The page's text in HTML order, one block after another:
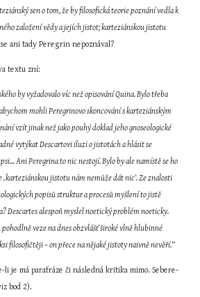
sen o tom, že by filosofická teorie poznání vedla k
založení vědy a jejích jistot; karteziánskou jistotu
ani tady Peregrin nepoznával?
textu zní:
by vyžadovalo víc než opisování Quina. Bylo třeba
mohli Peregrinovo skoncování s karteziánským
vzít jinak než jako pouhý doklad jeho gnoseologické
vytýkat Descartovi iluzi o jistotách a hlásit se
Ani Peregrina to nic nestojí. Bylo by ale namístě se ho
jistotu nám nemůže dát nic‘. Ze znalosti
popisů struktur a procesů myšlení to jistě
Descartes alespoň myslel noetický problém noeticky.
pohodlně veze na dnes obzvlášť široké vlně hlubinné
filosofičtěji – on přece na nějaké jistoty naivně nevěří.“
li je má parafráze či následná kritika mimo. Sebere-
bod 2).